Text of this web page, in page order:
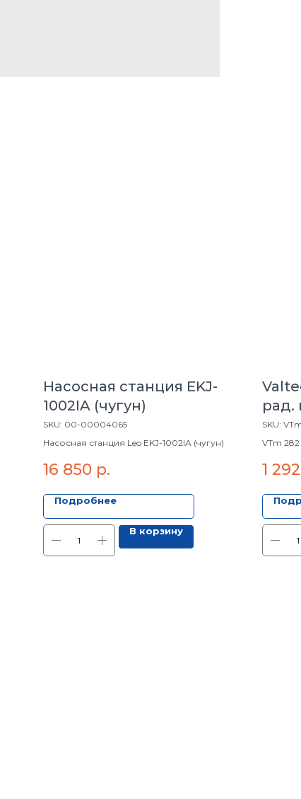
Насосная станция EKJ-
1002IA (чугун)
SKU: 00-00004065
Насосная станция Leo EKJ-1002IA (чугун)
16 850 р.
Подробнее
В корзину
рад.
SKU:
VTm
1 292